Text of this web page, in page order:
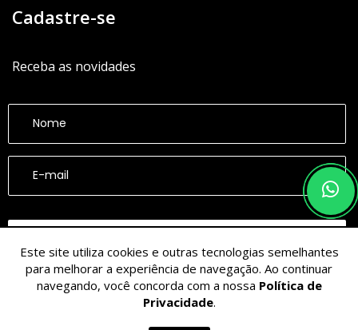
Cadastre-se
Receba as novidades
Este site utiliza cookies e outras tecnologias semelhantes
para melhorar a experiência de navegação. Ao continuar
navegando, você concorda com a nossa Política de
Privacidade.